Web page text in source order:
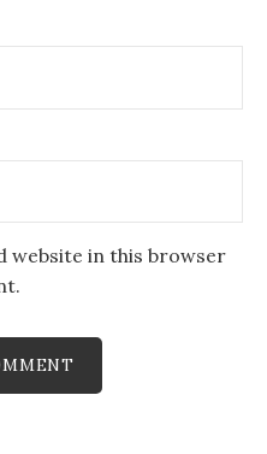
website in this browser